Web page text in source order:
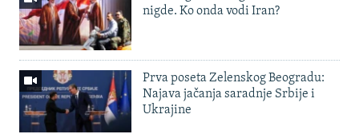
nigde. Ko onda vodi Iran?
Prva poseta Zelenskog Beogradu:
Najava jačanja saradnje Srbije i
Ukrajine